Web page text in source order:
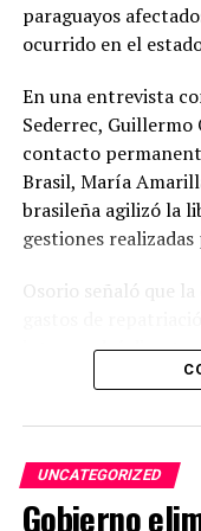
investigadores,
podrán formar parte
descubrir el
participativa y
TEMAS RELACIONADOS:
INVITAN A JORNADA
ESTE
Paraguay integra
NO SE PIERDA
MOPC libera el
paraguayos
ocurrido en el
En una entrevista
Sederrec,
contacto
Brasil, María
brasileña agilizó la
gestiones
Osorio señaló que la
intervendrá
aseguró que la
todos los
Asimismo, indicó
alta médica
UNCATEGORIZED
Gobierno